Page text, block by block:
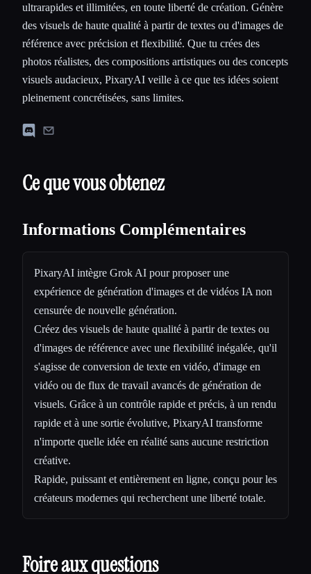
ultrarapides et illimitées, en toute liberté de création. Génère
des visuels de haute qualité à partir de textes ou d'images de
référence avec précision et flexibilité. Que tu crées des
photos réalistes, des compositions artistiques ou des concepts
visuels audacieux, PixaryAI veille à ce que tes idées soient
pleinement concrétisées, sans limites.
Ce que vous obtenez
Informations Complémentaires
PixaryAI intègre Grok AI pour proposer une
expérience de génération d'images et de vidéos IA non
censurée de nouvelle génération.
Créez des visuels de haute qualité à partir de textes ou
d'images de référence avec une flexibilité inégalée, qu'il
s'agisse de conversion de texte en vidéo, d'image en
vidéo ou de flux de travail avancés de génération de
visuels. Grâce à un contrôle rapide et précis, à un rendu
rapide et à une sortie évolutive, PixaryAI transforme
n'importe quelle idée en réalité sans aucune restriction
créative.
Rapide, puissant et entièrement en ligne, conçu pour les
créateurs modernes qui recherchent une liberté totale.
Foire aux questions